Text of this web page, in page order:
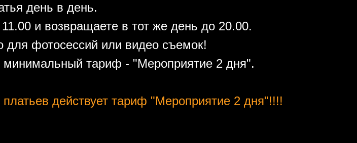
день в день.
и возвращаете в тот же день до 20.00.
для фотосессий или видео съемок!
тариф - "Мероприятие 2 дня".
действует тариф "Мероприятие 2 дня"!!!!